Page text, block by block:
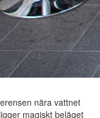
nära vattnet
magiskt beläget